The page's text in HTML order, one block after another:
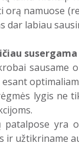
namuose
labiau
sausame
lygis ne
yra
ir užtikriname